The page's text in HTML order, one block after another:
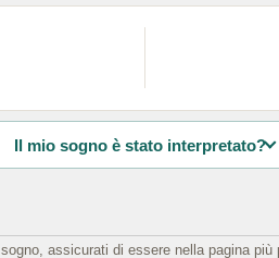
Il mio sogno è stato interpretato?
assicurati di essere nella pagina più